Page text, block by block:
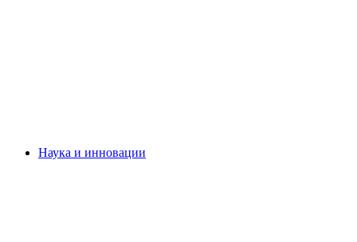
Наука и инновации